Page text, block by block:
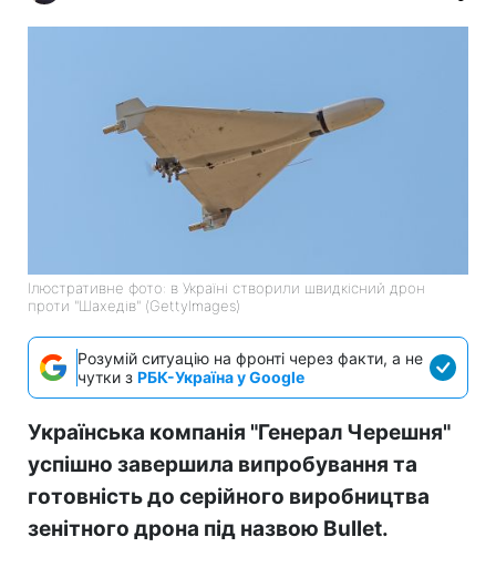
Ілюстративне фото: в Україні створили швидкісний дрон
проти "Шахедів" (GettyImages)
Розумій ситуацію на фронті через факти, а не
чутки з РБК-Україна у Google
Українська компанія "Генерал Черешня"
успішно завершила випробування та
готовність до серійного виробництва
зенітного дрона під назвою Bullet.